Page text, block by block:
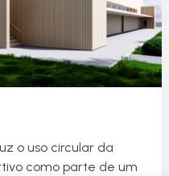
o uso circular da
como parte de um